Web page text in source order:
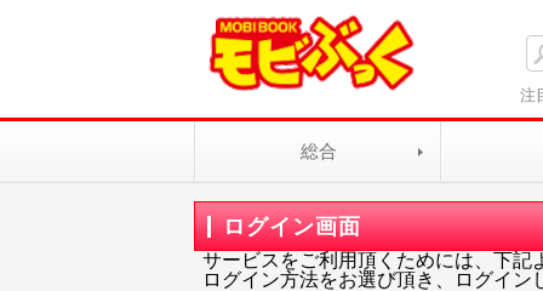
注
総合
ログイン画面
サービスをご利用頂くためには、下記
ログイン方法をお選び頂き、ログイン